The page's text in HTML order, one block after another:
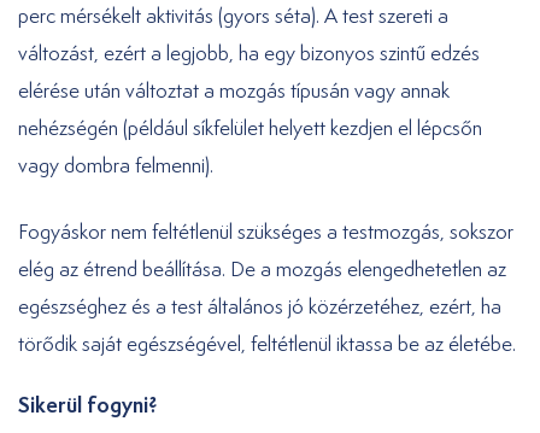
perc mérsékelt aktivitás (gyors séta). A test szereti a
változást, ezért a legjobb, ha egy bizonyos szintű edzés
elérése után változtat a mozgás típusán vagy annak
nehézségén (például síkfelület helyett kezdjen el lépcsőn
vagy dombra felmenni).
Fogyáskor nem feltétlenül szükséges a testmozgás, sokszor
elég az étrend beállítása. De a mozgás elengedhetetlen az
egészséghez és a test általános jó közérzetéhez, ezért, ha
törődik saját egészségével, feltétlenül iktassa be az életébe.
Sikerül fogyni?